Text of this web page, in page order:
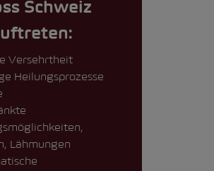
Schweiz
Versehrtheit
Heilungsprozesse
Lähmungen